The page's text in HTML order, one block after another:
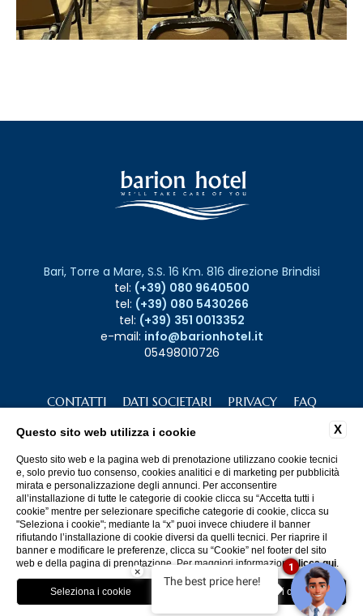
Bari, Torre a Mare, S.S. 16 Km. 816 direzione Brindisi
tel: (+39) 080 9640500
tel: (+39) 080 5430266
tel: (+39) 351 0013352
e-mail: info@barionhotel.it
05498010726
CONTATTI DATI SOCIETARI PRIVACY
FAQ
WEBSITE BY BLASTNESS
X
Questo sito web utilizza i cookie
Questo sito web e la pagina web di prenotazione utilizzano cookie tecnici
e, solo previo tuo consenso, cookies analitici e di marketing per pubblicità
mirata e personalizzazione degli annunci. Per acconsentire
all’installazione di tutte le categorie di cookie clicca su “Accetta tutti i
cookie” mentre per selezionare specifiche categorie di cookie, clicca su
"Seleziona i cookie"; mediante la “x” puoi invece chiudere il banner
rifiutando l’installazione di cookie diversi da quelli tecnici. Per riaprire il
banner e modificare le preferenze, clicca su “Cookie” nel footer del sito
web e della pagina di prenotazione. Per maggiori informazioniclicca qui.
×
The best price here!
1